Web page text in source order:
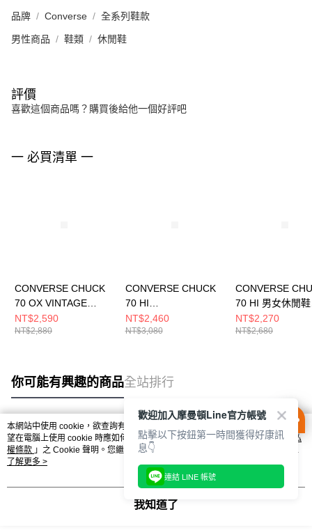
品牌 Converse 全系列鞋款
男性商品 鞋類 休閒鞋
評價
喜歡這個商品嗎？購買後給他一個好評吧
一 必買清單 一
CONVERSE CHUCK
70 OX VINTAGE
WHITE/VINTAGE
WHITE 男女 休閒鞋
NT$2,590
NT$2,880
CONVERSE CHUCK
70 HI
BLACK/BLACK/WHIT
E 男女 休閒鞋
NT$2,460
NT$3,080
CONVERSE
70 HI 男女休閒鞋
162053C
NT$2,270
NT$2,680
你可能有興趣的商品全站排行
熱門標籤
本網站中使用 cookie，欲查詢有關本網站使用 cookie 方式之詳情，及若您不希
望在電腦上使用 cookie 時應如何變更電腦的 cookie 設定，請參閱本網站「
隱私
權條款 」之 Cookie 聲明。您繼續使用本網站即表示您同意本公司得按本網站使
用條款之 Cookie 聲明使用 cookie。
了解更多 >
我知道了
歡迎加入摩曼頓Line官方帳號
點擊以下按鈕第一時間獲得好康訊
息👇
連結 LINE 帳號